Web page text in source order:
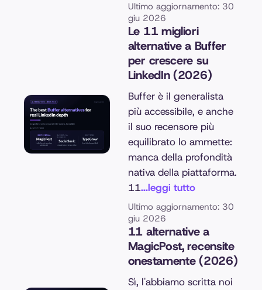
Ultimo aggiornamento: 30
giu 2026
Le 11 migliori
alternative a Buffer
per crescere su
LinkedIn (2026)
Buffer è il generalista
più accessibile, e anche
il suo recensore più
equilibrato lo ammette:
manca della profondità
nativa della piattaforma.
11...leggi tutto
Ultimo aggiornamento: 30
giu 2026
11 alternative a
MagicPost, recensite
onestamente (2026)
Sì, l'abbiamo scritta noi